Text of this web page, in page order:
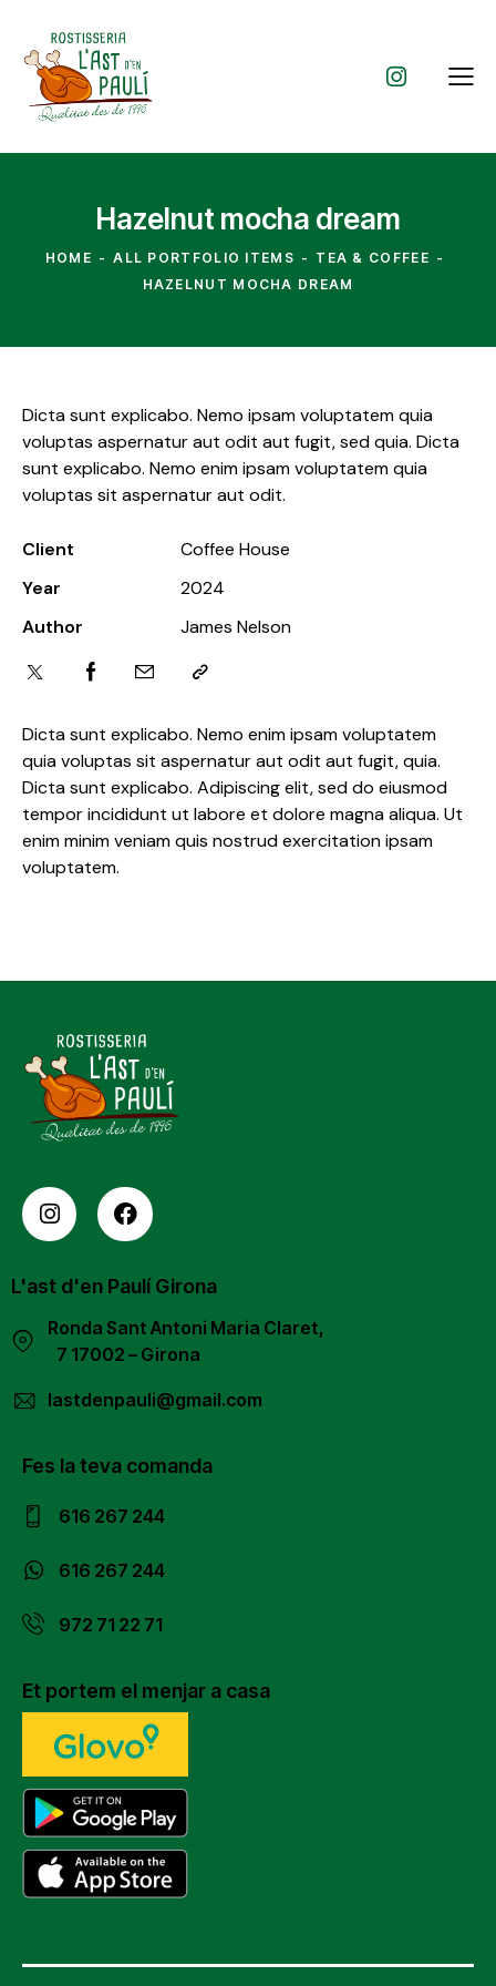
Hazelnut mocha dream
HOME ALL PORTFOLIO ITEMS
TEA & COFFEE
HAZELNUT MOCHA DREAM
Dicta sunt explicabo. Nemo enim ipsam voluptatem
quia voluptas sit aspernatur aut odit aut fugit, quia.
Dicta sunt explicabo. Adipiscing elit, sed do eiusmod
tempor incididunt ut labore et dolore magna aliqua. Ut
enim minim veniam quis nostrud exercitation ipsam
voluptatem.
Dicta sunt explicabo. Nemo ipsam voluptatem quia
voluptas aspernatur aut odit aut fugit, sed quia. Dicta
sunt explicabo. Nemo enim ipsam voluptatem quia
voluptas sit aspernatur aut odit.
Client
Coffee House
Year
2024
Author
James Nelson
L'ast d'en Paulí Girona
Ronda Sant Antoni Maria Claret,
7 17002 – Girona
lastdenpauli@gmail.com
Fes la teva comanda
616 267 244
616 267 244
972 71 22 71
Et portem el menjar a casa